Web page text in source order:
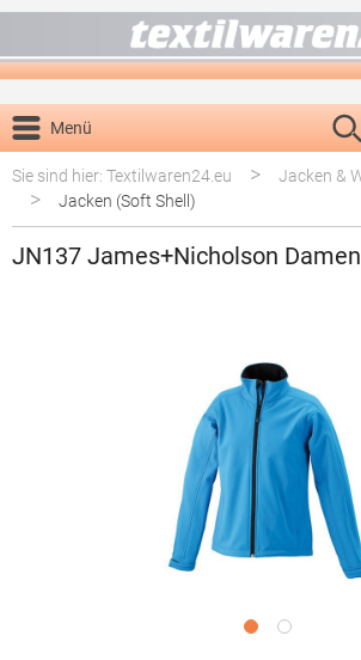
Menü
Sie sind hier: Textilwaren24.eu
> Jacken &
> Jacken (Soft Shell)
JN137 James+Nicholson